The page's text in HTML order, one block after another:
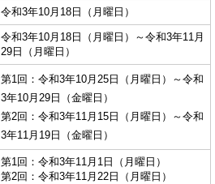
令和3年10月18日（月曜日）
令和3年10月18日（月曜日）～令和3年11月
29日（月曜日）
第1回：令和3年10月25日（月曜日）～令和
3年10月29日（金曜日）
第2回：令和3年11月15日（月曜日）～令和
3年11月19日（金曜日）
第1回：令和3年11月1日（月曜日）
第2回：令和3年11月22日（月曜日）